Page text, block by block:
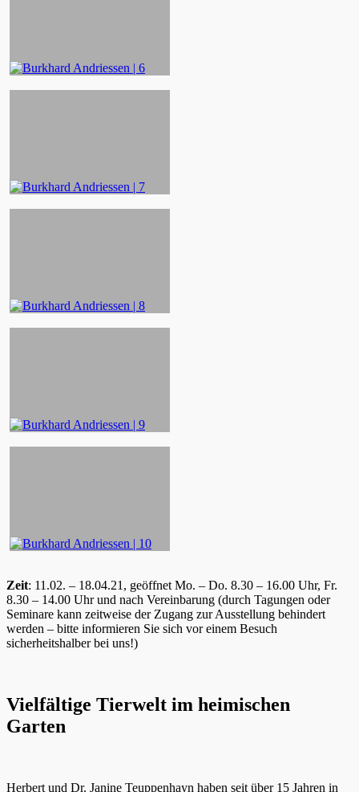
Zeit: 11.02. – 18.04.21, geöffnet Mo. – Do. 8.30 – 16.00 Uhr, Fr.
8.30 – 14.00 Uhr und nach Vereinbarung (durch Tagungen oder
Seminare kann zeitweise der Zugang zur Ausstellung behindert
werden – bitte informieren Sie sich vor einem Besuch
sicherheitshalber bei uns!)
Vielfältige Tierwelt im heimischen
Garten
Herbert und Dr. Janine Teuppenhayn haben seit über 15 Jahren in